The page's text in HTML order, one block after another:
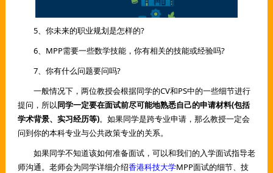
5、你未来的职业规划是怎样的?
6、MPP需要一些数学技能，你有相关的技能或经验吗?
7、你有什么问题要问吗?
一般情况下，两位教授会根据同学的CV和PS中的一些细节进行
提问，所以同学一定要在面试前尽可能地熟悉自己的申请材料(包括
学术背景、实习经历等)。如果同学是跨专业申请，那么教授一定会
问到你的本科专业与公共政策专业的关系。
如果同学不知道该如何准备面试，可以和我们的入学面试指导老
师沟通。老师会为同学详细介绍香港科技大学MPP面试的细节、技